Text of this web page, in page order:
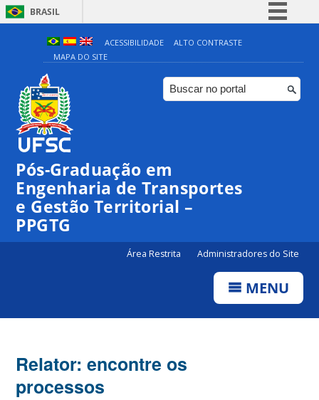
BRASIL
Simplifique!
Comunica BR
Participe
ACESSIBILIDADE
ALTO CONTRASTE
MAPA DO SITE
Pós-Graduação em
Engenharia de Transportes
e Gestão Territorial –
PPGTG
Área Restrita Administradores do Site
MENU
Relator: encontre os
processos